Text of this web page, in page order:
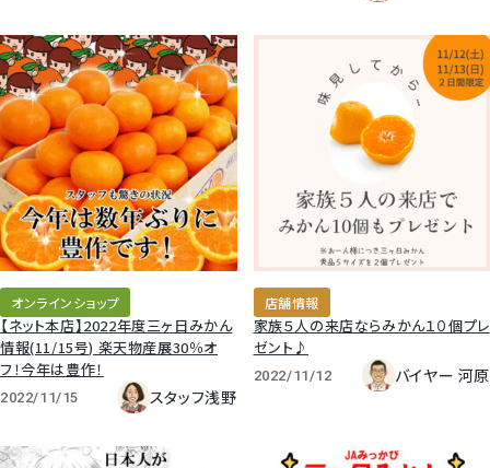
オンラインショップ
【ネット本店】2022年度三ヶ日みかん
情報(11/15号) 楽天物産展30％オ
フ！今年は豊作！
2022/11/15 スタッフ浅野
店舗情報
家族５人の来店ならみかん１０個プレ
ゼント♪
2022/11/12 バイヤー 河原